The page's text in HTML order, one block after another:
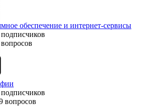
обеспечение и интернет-сервисы
вопросов